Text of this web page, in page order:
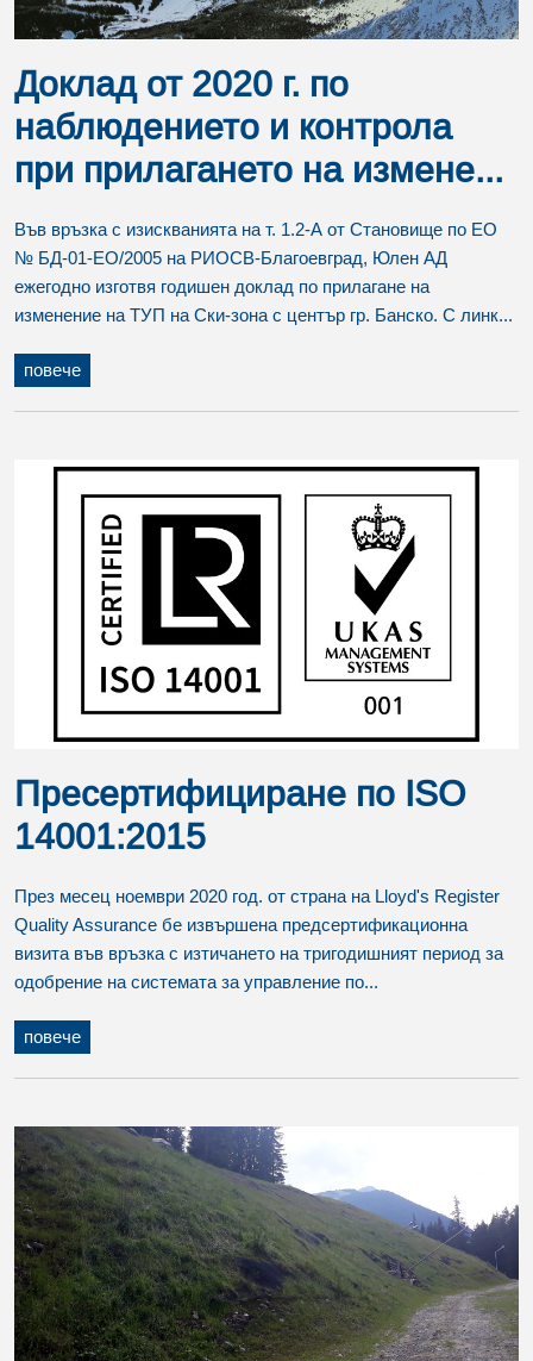
Доклад от 2020 г. по
наблюдението и контрола
при прилагането на измене...
Във връзка с изискванията на т. 1.2-А от Становище по ЕО
№ БД-01-ЕО/2005 на РИОСВ-Благоевград, Юлен АД
ежегодно изготвя годишен доклад по прилагане на
изменение на ТУП на Ски-зона с център гр. Банско. С линк...
повече
Пресертифициране по ISO
14001:2015
През месец ноември 2020 год. от страна на Lloyd's Register
Quality Assurance бе извършена предсертификационна
визита във връзка с изтичането на тригодишният период за
одобрение на системата за управление по...
повече